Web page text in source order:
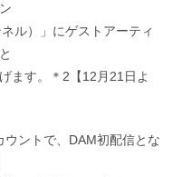
テン
ル）」にゲストアーティ
ます。＊2【12月21日よ
ントで、DAM初配信とな